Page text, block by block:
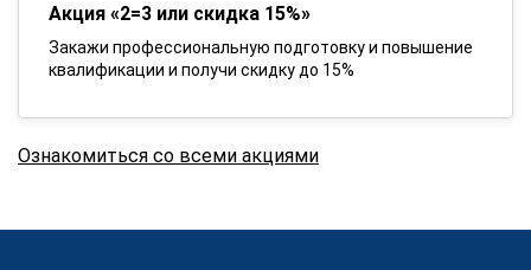
Акция «2=3 или скидка 15%»
Закажи профессиональную подготовку и повышение
квалификации и получи скидку до 15%
Ознакомиться со всеми акциями